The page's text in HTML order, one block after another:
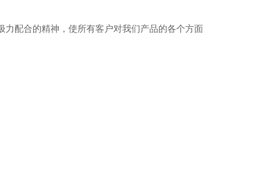
配合的精神，使所有客户对我们产品的各个方面